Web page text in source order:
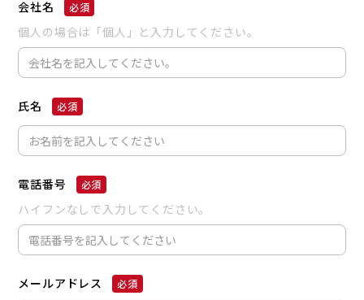
会社名
個人の場合は「個人」と入力してください。
氏名
電話番号
ハイフンなしで入力してください。
メールアドレス